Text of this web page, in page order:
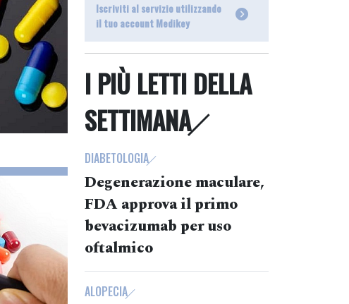
Iscriviti al servizio utilizzando
il tuo account Medikey
I PIÙ LETTI DELLA
SETTIMANA
DIABETOLOGIA
Degenerazione maculare,
FDA approva il primo
bevacizumab per uso
oftalmico
ALOPECIA